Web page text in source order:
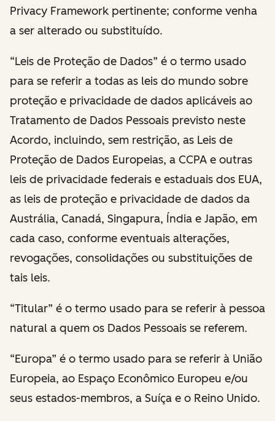
Privacy Framework pertinente; conforme venha
a ser alterado ou substituído.
“Leis de Proteção de Dados” é o termo usado
para se referir a todas as leis do mundo sobre
proteção e privacidade de dados aplicáveis ao
Tratamento de Dados Pessoais previsto neste
Acordo, incluindo, sem restrição, as Leis de
Proteção de Dados Europeias, a CCPA e outras
leis de privacidade federais e estaduais dos EUA,
as leis de proteção e privacidade de dados da
Austrália, Canadá, Singapura, Índia e Japão, em
cada caso, conforme eventuais alterações,
revogações, consolidações ou substituições de
tais leis.
“Titular” é o termo usado para se referir à pessoa
natural a quem os Dados Pessoais se referem.
“Europa” é o termo usado para se referir à União
Europeia, ao Espaço Econômico Europeu e/ou
seus estados-membros, a Suíça e o Reino Unido.